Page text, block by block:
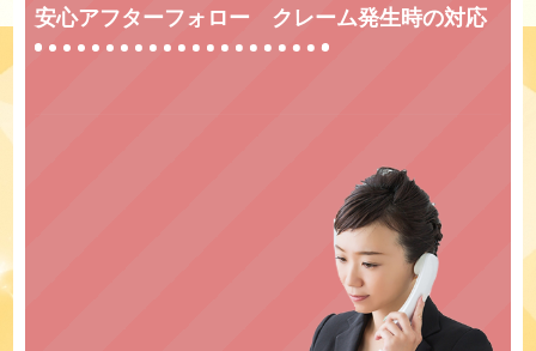
安心アフターフォロー クレーム発生時の対応